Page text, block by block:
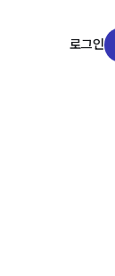
로그인